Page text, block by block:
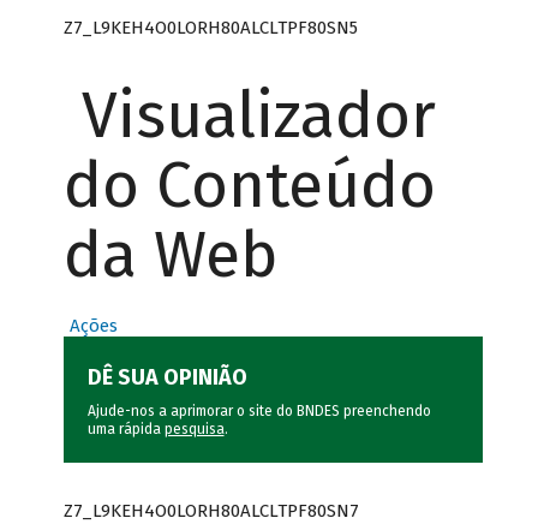
Z7_L9KEH4O0LORH80ALCLTPF80SN5
Visualizador
do Conteúdo
da Web
Ações
DÊ SUA OPINIÃO
Ajude-nos a aprimorar o site do BNDES preenchendo
uma rápida pesquisa.
Z7_L9KEH4O0LORH80ALCLTPF80SN7